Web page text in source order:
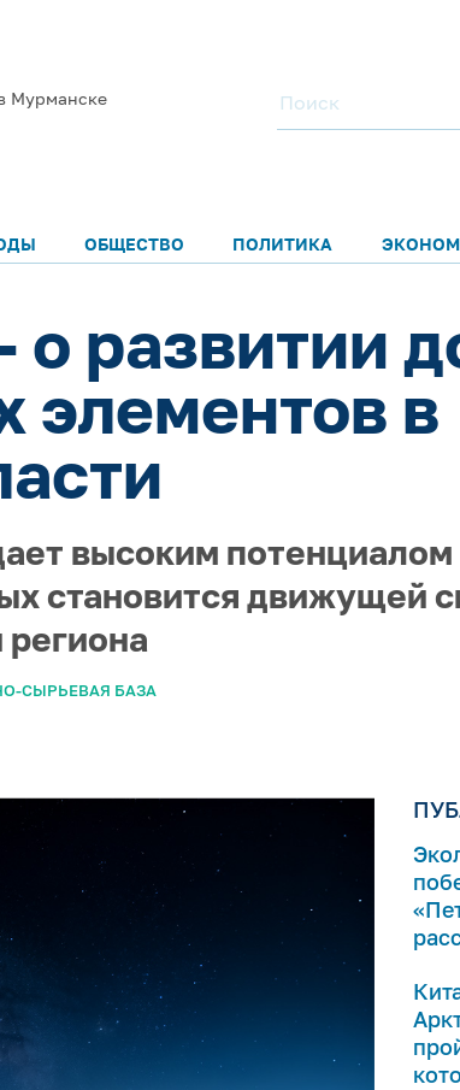
Мурманске
ОБЩЕСТВО ПОЛИТИКА
о развитии
элементов в
высоким
становится движущей
СЫРЬЕВАЯ БАЗА